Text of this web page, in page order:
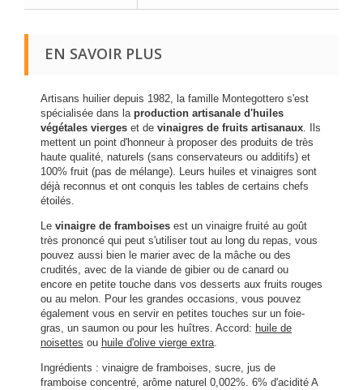
EN SAVOIR PLUS
Artisans huilier depuis 1982, la famille Montegottero s'est
spécialisée dans laproduction artisanale d'huiles
végétales vierges et de vinaigres de fruits artisanaux. Ils
mettent un point d'honneur à proposer des produits de très
haute qualité, naturels (sans conservateurs ou additifs) et
100% fruit (pas de mélange). Leurs huiles et vinaigres sont
déjà reconnus et ont conquis les tables de certains chefs
étoilés.
Le vinaigre de framboises est un vinaigre fruité au goût
très prononcé qui peut s'utiliser tout au long du repas, vous
pouvez aussi bien le marier avec de la mâche ou des
crudités, avec de la viande de gibier ou de canard ou
encore en petite touche dans vos desserts aux fruits rouges
ou au melon. Pour les grandes occasions, vous pouvez
également vous en servir en petites touches sur un foie-
gras, un saumon ou pour les huîtres. Accord: huile de
noisettes ou huile d'olive vierge extra.
Ingrédients : vinaigre de framboises, sucre, jus de
framboise concentré, arôme naturel 0,002%. 6% d'acidité A